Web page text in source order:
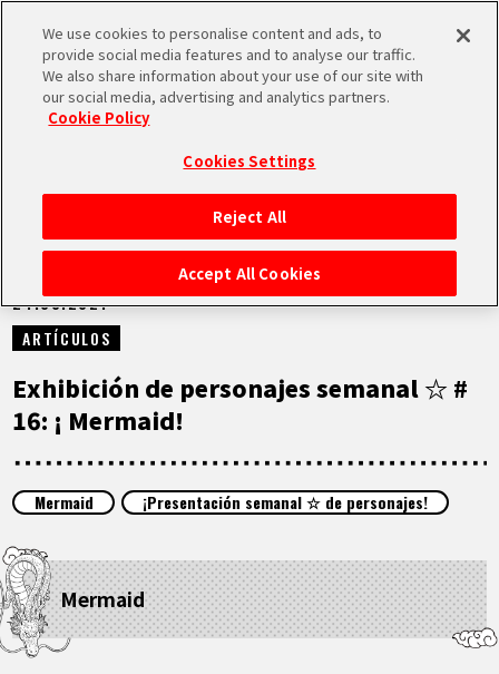
MEN
INICIO
NOTICIAS
LO MÁS DESTACADO
ARTÍCULOS
ACERCA DE
NOTICIAS
24.08.2021
ARTÍCULOS
Exhibición de personajes semanal ☆ #
16: ¡ Mermaid!
Mermaid ¡Presentación semanal ☆ de personajes!
Mermaid
We use cookies to personalise content and ads, to
provide social media features and to analyse our traffic.
We also share information about your use of our site with
our social media, advertising and analytics partners.
Cookie Policy
Cookies Settings
Reject All
Accept All Cookies